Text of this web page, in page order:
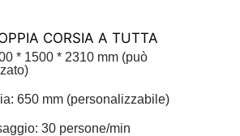
CORSIA A TUTTA
* 1500 * 2310 mm (può
650 mm (personalizzabile)
30 persone/min